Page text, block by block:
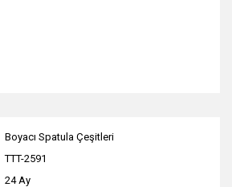
Boyacı Spatula Çeşitleri
TTT-2591
24 Ay